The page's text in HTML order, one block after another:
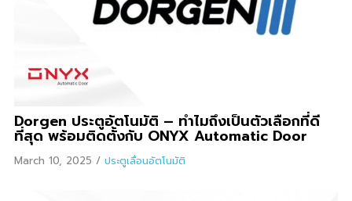
Dorgen ประตูอัตโนมัติ – ทำไมถึงเป็นตัวเลือกที่ดี
ที่สุด พร้อมติดตั้งกับ ONYX Automatic Door
March 10, 2025 / ประตูเลื่อนอัตโนมัติ